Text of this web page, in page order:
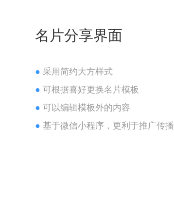
名片分享界面
● 采用简约大方样式
● 可根据喜好更换名片模板
● 可以编辑模板外的内容
● 基于微信小程序，更利于推广传播